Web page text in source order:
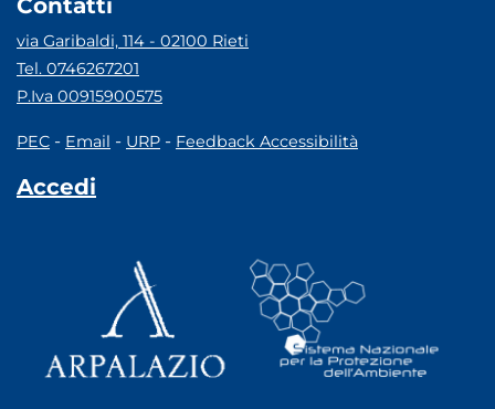
Contatti
via Garibaldi, 114 - 02100 Rieti
Tel. 0746267201
P.Iva 00915900575
PEC - Email - URP - Feedback Accessibilità
Accedi